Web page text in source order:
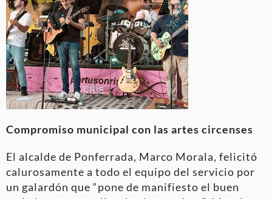
Compromiso municipal con las artes circenses
El alcalde de Ponferrada, Marco Morala, felicitó
calurosamente a todo el equipo del servicio por
un galardón que “pone de manifiesto el buen